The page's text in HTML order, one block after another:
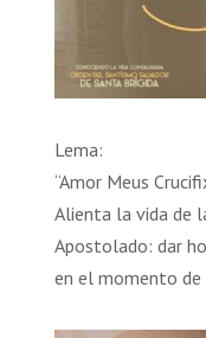
Lema:
“Amor Meus
Alienta la vida de
Apostolado: dar
en el momento de